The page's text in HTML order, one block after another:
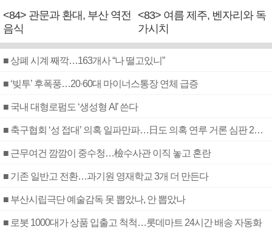
<84> 관문과 환대, 부산 역전
음식
<83> 여름 제주, 벤자리와 독
가시치
■ 상폐 시계 째깍…163개사 “나 떨고있니”
■ ‘빚투’ 후폭풍…20·60대 마이너스통장 연체 급증
■ 국내 대형로펌도 ‘생성형 AI’ 쓴다
■ 축구협회 ‘성 접대’ 의혹 일파만파…日도 의혹 연루 거론 심판 2명 조사
■ 근무여건 깜깜이 중수청…檢수사관 이직 놓고 혼란
■ 기존 일반고 전환…과기원 영재학교 3개 더 만든다
■ 부산시립극단 예술감독 못 뽑았나, 안 뽑았나
■ 로봇 1000대가 상품 입출고 척척…롯데마트 24시간 배송 자동화